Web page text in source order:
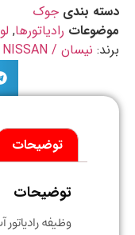
بندی جوک
رادیاتورها,لوازم
نیسان / NISSAN
توضیحات
توضیحات
وظیفه رادیاتور آب